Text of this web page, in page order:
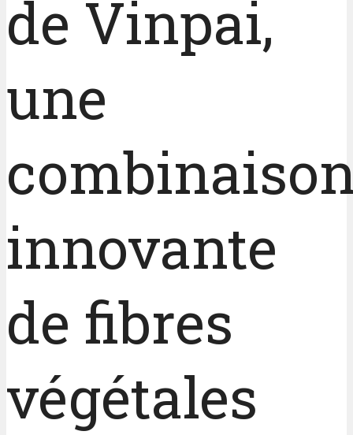
de Vinpai,
une
innovante
de fibres
végétales